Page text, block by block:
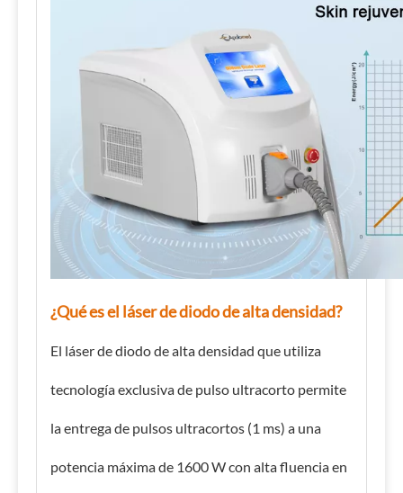
¿Qué es el láser de diodo de alta densidad?
El láser de diodo de alta densidad que utiliza
tecnología exclusiva de pulso ultracorto permite
la entrega de pulsos ultracortos (1 ms) a una
potencia máxima de 1600 W con alta fluencia en